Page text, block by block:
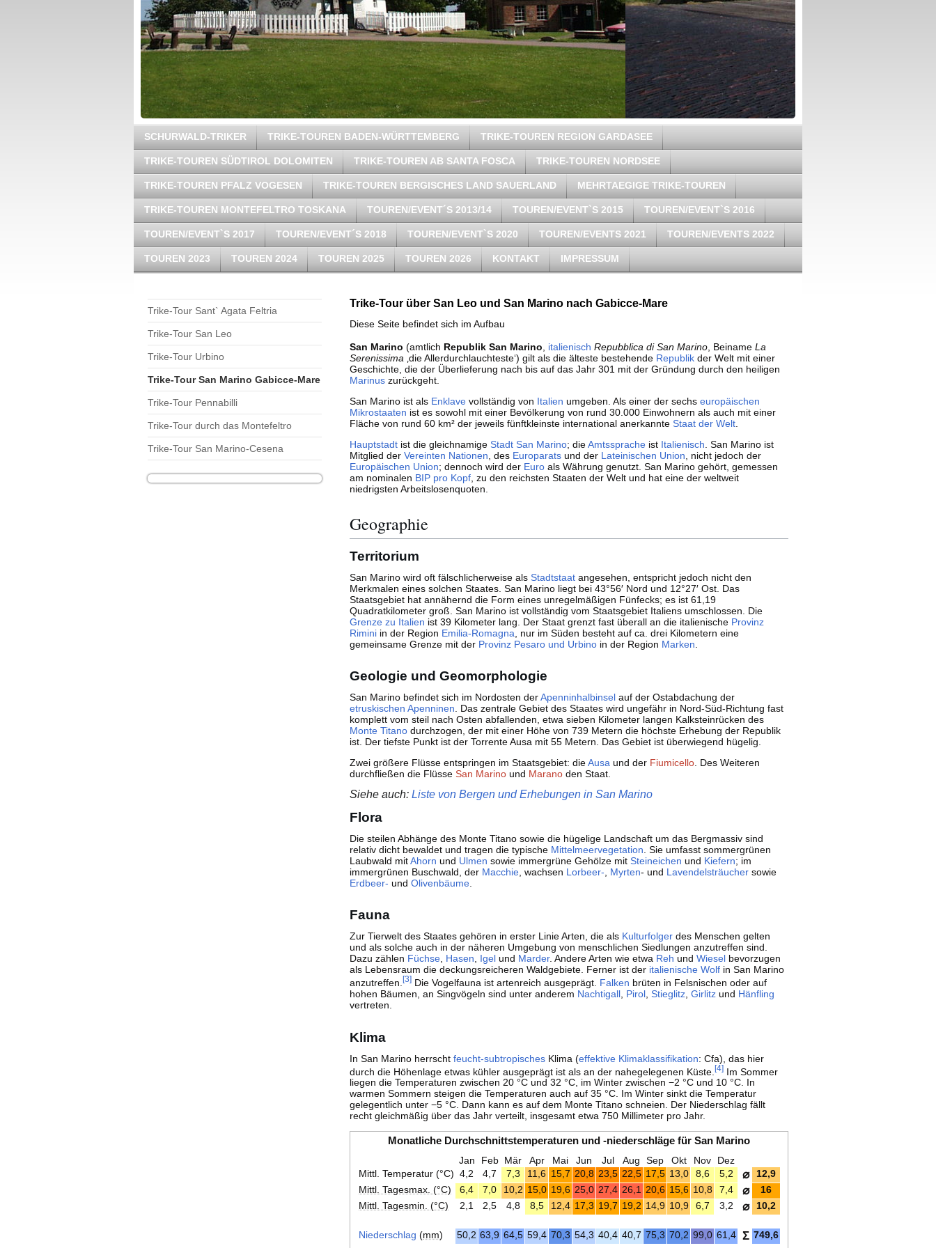
SCHURWALD-TRIKER TRIKE-TOUREN BADEN-WÜRTTEMBERG TRIKE-TOUREN REGION GARDASEE
TRIKE-TOUREN SÜDTIROL DOLOMITEN TRIKE-TOUREN AB SANTA FOSCA TRIKE-TOUREN NORDSEE
TRIKE-TOUREN PFALZ VOGESEN TRIKE-TOUREN BERGISCHES LAND SAUERLAND MEHRTAEGIGE TRIKE-TOUREN
TRIKE-TOUREN MONTEFELTRO TOSKANA TOUREN/EVENT´S 2013/14 TOUREN/EVENT`S 2015 TOUREN/EVENT`S 2016
TOUREN/EVENT`S 2017 TOUREN/EVENT´S 2018 TOUREN/EVENT`S 2020 TOUREN/EVENTS 2021 TOUREN/EVENTS 2022
TOUREN 2023 TOUREN 2024 TOUREN 2025 TOUREN 2026 KONTAKT IMPRESSUM
Trike-Tour Sant` Agata Feltria
Trike-Tour San Leo
Trike-Tour Urbino
Trike-Tour San Marino Gabicce-Mare
Trike-Tour Pennabilli
Trike-Tour durch das Montefeltro
Trike-Tour San Marino-Cesena
Trike-Tour über San Leo und San Marino nach Gabicce-Mare
Diese Seite befindet sich im Aufbau
San Marino (amtlich Republik San Marino italienisch Repubblica di San Marino , Beiname La
Serenissima die Allerdurchlauchteste‘) gilt als die älteste bestehende Republik der Welt mit einer
Geschichte, die der Überlieferung nach bis auf das Jahr 301 mit der Gründung durch den heiligen
Marinus zurückgeht.
San Marino ist als Enklave vollständig von Italien umgeben. Als einer der sechs europäischen
Mikrostaaten ist es sowohl mit einer Bevölkerung von rund 30.000 Einwohnern als auch mit einer
Fläche von rund 60 km² der jeweils fünftkleinste international anerkannte Staat der Welt
Hauptstadt ist die gleichnamige Stadt San Marino; dieAmtssprache ist Italienisch . San Marino ist
Mitglied der Vereinten Nationen , des Europarats und der Lateinischen Union , nicht jedoch der
Europäischen Union; dennoch wird der Euro als Währung genutzt. San Marino gehört, gemessen
am nominalen BIP pro Kopf , zu den reichsten Staaten der Welt und hat eine der weltweit
niedrigsten Arbeitslosenquoten.
Geographie
Territorium
San Marino wird oft fälschlicherweise als Stadtstaat angesehen, entspricht jedoch nicht den
Merkmalen eines solchen Staates. San Marino liegt bei 43°56′ Nord und 12°27′ Ost. Das
Staatsgebiet hat annähernd die Form eines unregelmäßigen Fünfecks; es ist 61,19
Quadratkilometer groß. San Marino ist vollständig vom Staatsgebiet Italiens umschlossen. Die
Grenze zu Italien ist 39 Kilometer lang. Der Staat grenzt fast überall an die italienische Provinz
Rimini in der Region Emilia-Romagna , nur im Süden besteht auf ca. drei Kilometern eine
gemeinsame Grenze mit der Provinz Pesaro und Urbino in der Region Marken
Geologie und Geomorphologie
San Marino befindet sich im Nordosten derApenninhalbinsel auf der Ostabdachung der
etruskischen Apenninen. Das zentrale Gebiet des Staates wird ungefähr in Nord-Süd-Richtung fast
komplett vom steil nach Osten abfallenden, etwa sieben Kilometer langen Kalksteinrücken des
Monte Titano durchzogen, der mit einer Höhe von 739 Metern die höchste Erhebung der Republik
ist. Der tiefste Punkt ist der Torrente Ausa mit 55 Metern. Das Gebiet ist überwiegend hügelig.
Zwei größere Flüsse entspringen im Staatsgebiet: dieAusa und der Fiumicello. Des Weiteren
durchfließen die Flüsse San Marino und Marano den Staat.
Siehe auch: Liste von Bergen und Erhebungen in San Marino
Flora
Die steilen Abhänge des Monte Titano sowie die hügelige Landschaft um das Bergmassiv sind
relativ dicht bewaldet und tragen die typische Mittelmeervegetation . Sie umfasst sommergrünen
Laubwald mitAhorn und Ulmen sowie immergrüne Gehölze mit Steineichen und Kiefern; im
immergrünen Buschwald, der Macchie , wachsen Lorbeer- Myrten- und Lavendelsträucher sowie
Erdbeer- und Olivenbäume
Fauna
Zur Tierwelt des Staates gehören in erster Linie Arten, die als Kulturfolger des Menschen gelten
und als solche auch in der näheren Umgebung von menschlichen Siedlungen anzutreffen sind.
Dazu zählen Füchse, Hasen, Igel und Marder. Andere Arten wie etwa Reh und Wiesel bevorzugen
als Lebensraum die deckungsreicheren Waldgebiete. Ferner ist der italienische Wolf in San Marino
anzutreffen. [3] Die Vogelfauna ist artenreich ausgeprägt. Falken brüten in Felsnischen oder auf
hohen Bäumen, an Singvögeln sind unter anderem Nachtigall Pirol Stieglitz Girlitz und Hänfling
vertreten.
Klima
In San Marino herrscht feucht-subtropisches Klima (effektive Klimaklassifikation: Cfa), das hier
durch die Höhenlage etwas kühler ausgeprägt ist als an der nahegelegenen Küste. [4] Im Sommer
liegen die Temperaturen zwischen 20 °C und 32 °C, im Winter zwischen −2 °C und 10 °C. In
warmen Sommern steigen die Temperaturen auch auf 35 °C. Im Winter sinkt die Temperatur
gelegentlich unter −5 °C. Dann kann es auf dem Monte Titano schneien. Der Niederschlag fällt
recht gleichmäßig über das Jahr verteilt, insgesamt etwa 750 Millimeter pro Jahr.
Monatliche Durchschnittstemperaturen und -niederschläge für San Marino
Jan Feb Mär Apr Mai Jun Jul Aug Sep Okt Nov
Dez
Mittl. Temperatur (°C) 4,2 4,7 7,3 11,6 15,7 20,8 23,5 22,5 17,5 13,0 8,6 5,2 ⌀
12,9
Mittl. Tagesmax. (°C)
6,4 7,0 10,2 15,0 19,6 25,0 27,4 26,1 20,6 15,6 10,8 7,4 ⌀
16
Mittl. Tagesmin. (°C)
2,1 2,5 4,8 8,5 12,4 17,3 19,7 19,2 14,9 10,9 6,7 3,2 ⌀ 10,2
Niederschlag (mm) 50,2 63,9 64,5 59,4 70,3 54,3 40,4 40,7 75,3 70,2 99,0 61,4 Σ 749,6